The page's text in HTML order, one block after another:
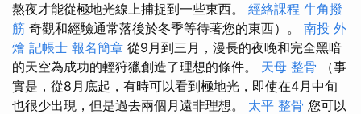
熬夜才能從極地光線上捕捉到一些東西。 經絡課程 牛角撥
筋 奇觀和經驗通常落後於冬季等待著您的東西）。 南投 外
燴 記帳士 報名簡章 從9月到三月，漫長的夜晚和完全黑暗
的天空為成功的輕狩獵創造了理想的條件。 天母 整骨 （事
實是，從8月底起，有時可以看到極地光，即使在4月中旬
也很少出現，但是過去兩個月遠非理想。 太平 整骨 您可以